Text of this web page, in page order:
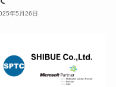
年5月26日